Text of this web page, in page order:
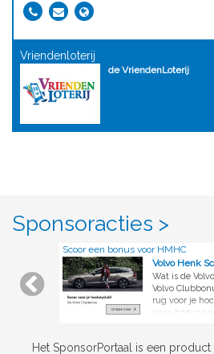
Vriendenloterij
de VriendenLoterij
Sponsoracties >
Scoor een bonus voor HMHC
Volvo Henk
Wat is de
Volvo
rug voor je
jouw bonus
maken van
Het SponsorPortaal is een